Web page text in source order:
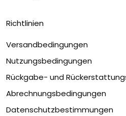
Richtlinien
Versandbedingungen
Nutzungsbedingungen
Rückgabe- und
Abrechnungsbedingungen
Datenschutzbestimmungen